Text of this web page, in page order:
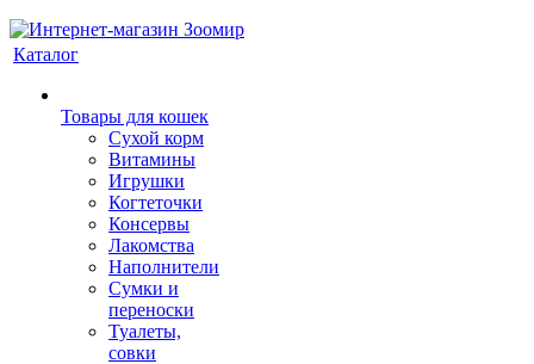
Каталог
Товары для кошек
Cухой корм
Витамины
Игрушки
Когтеточки
Консервы
Лакомства
Наполнители
Сумки и
переноски
Туалеты,
совки